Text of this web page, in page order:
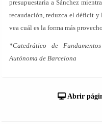
presupuestaria a Sánchez
recaudación, reduzca el déficit y
vea cuál es la forma más
*Catedrático de
Autónoma de Barcelona
Abrir